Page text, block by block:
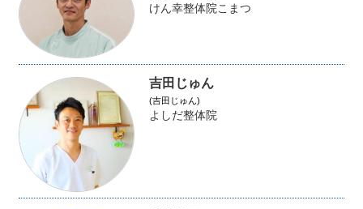
けん幸整体院こまつ
吉田じゅん
(吉田じゅん)
よしだ整体院